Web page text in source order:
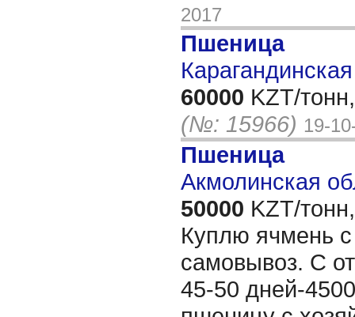
2017
Пшеница
60000 KZT/тонн,
(№: 15966) 19-
Пшеница
Акмолинская
50000 KZT/тонн,
Куплю ячмень
самовывоз. С
45-50 дней-